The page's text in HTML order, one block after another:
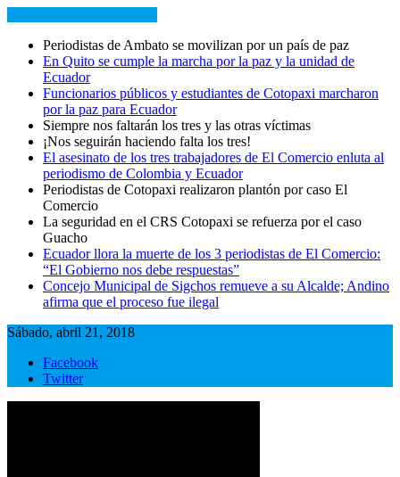
Periodistas de Ambato se movilizan por un país de paz
En Quito se cumple la marcha por la paz y la unidad de
Ecuador
Funcionarios públicos y estudiantes de Cotopaxi marcharon
por la paz para Ecuador
Siempre nos faltarán los tres y las otras víctimas
¡Nos seguirán haciendo falta los tres!
El asesinato de los tres trabajadores de El Comercio enluta al
periodismo de Colombia y Ecuador
Periodistas de Cotopaxi realizaron plantón por caso El
Comercio
La seguridad en el CRS Cotopaxi se refuerza por el caso
Guacho
Ecuador llora la muerte de los 3 periodistas de El Comercio:
“El Gobierno nos debe respuestas”
Concejo Municipal de Sigchos remueve a su Alcalde; Andino
afirma que el proceso fue ilegal
Sábado, abril 21, 2018
Facebook
Twitter